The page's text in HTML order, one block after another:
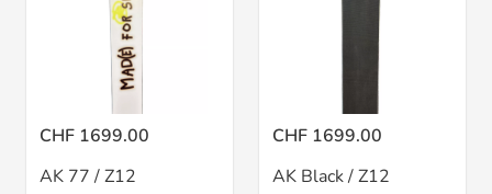
CHF 1699.00
AK 77 / Z12
CHF 1699.00
AK Black / Z12